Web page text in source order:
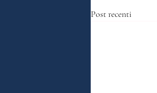
Post recenti